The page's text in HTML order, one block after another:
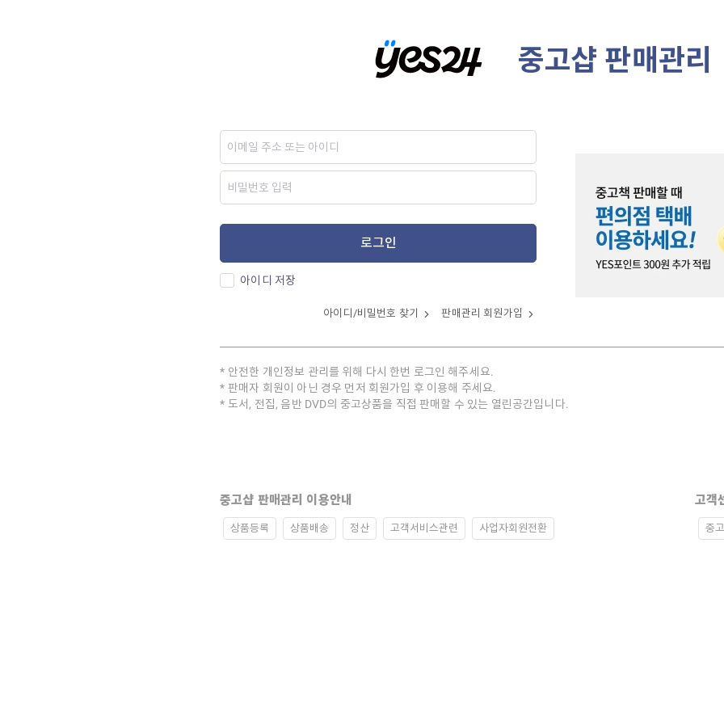
중고샵 판매관리
로그인
아이디 저장
아이디/비밀번호 찾기 판매관리 회원가입
안전한 개인정보 관리를 위해 다시 한번 로그인 해주세요.
판매자 회원이 아닌 경우 먼저 회원가입 후 이용해 주세요.
도서, 전집, 음반 DVD의 중고상품을 직접 판매할 수 있는 열린공간입니다.
중고샵 판매관리 이용안내
상품등록 상품배송 정산 고객서비스관련 사업자회원전환
고객
중